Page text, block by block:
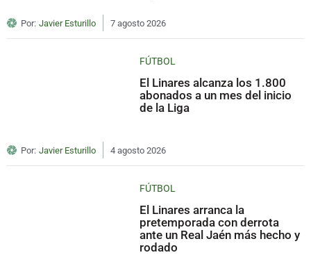
Por: Javier Esturillo 7 agosto 2026
FÚTBOL
El Linares alcanza los 1.800
abonados a un mes del inicio
de la Liga
Por: Javier Esturillo 4 agosto 2026
FÚTBOL
El Linares arranca la
pretemporada con derrota
ante un Real Jaén más hecho y
rodado